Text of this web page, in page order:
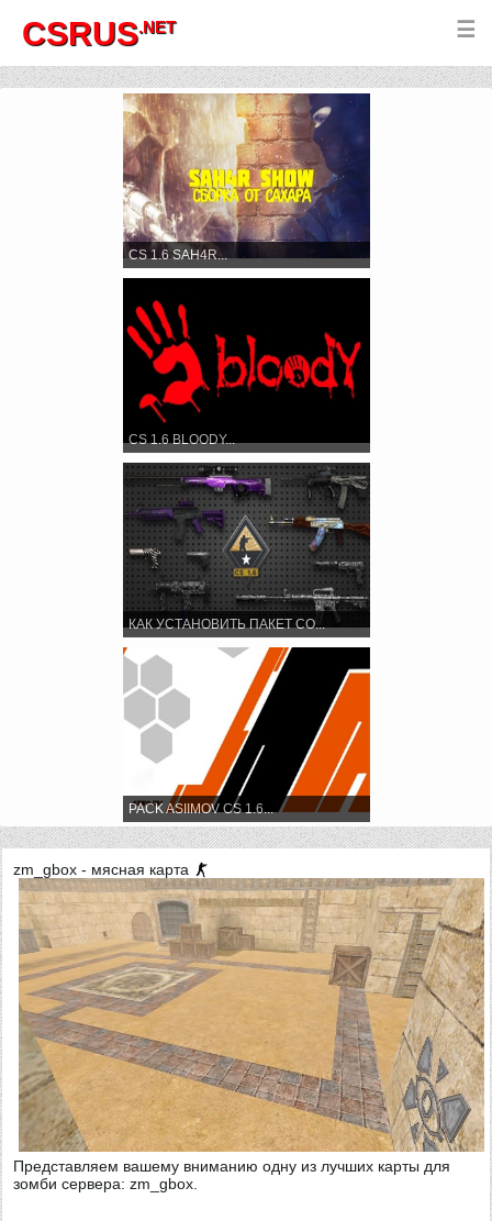
CSRUS.NET ☰
CS 1.6 SAH4R...
CS 1.6 BLOODY...
КАК УСТАНОВИТЬ ПАКЕТ СО...
PACK ASIIMOV CS 1.6...
zm_gbox - мясная карта
Представляем вашему вниманию одну из лучших карты для
зомби сервера: zm_gbox.